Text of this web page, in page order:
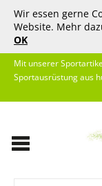
Wir essen gerne
Website. Mehr
OK
Mit unserer
Sportausrüstung aus